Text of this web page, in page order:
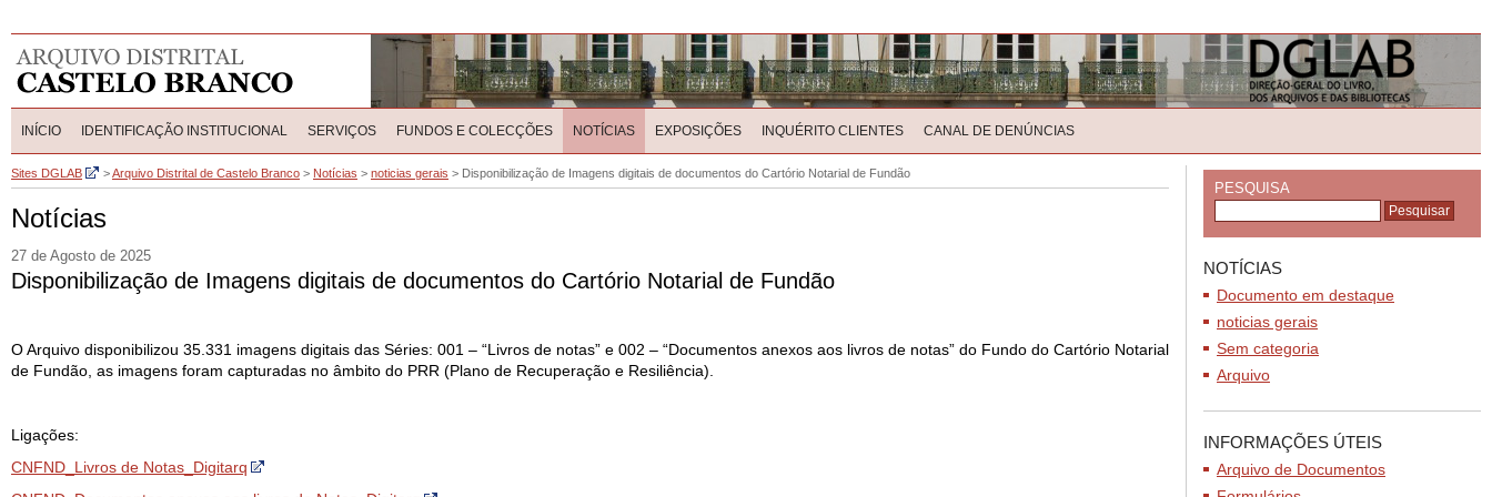
INÍCIO IDENTIFICAÇÃO INSTITUCIONAL SERVIÇOS FUNDOS E COLECÇÕES NOTÍCIAS EXPOSIÇÕES INQUÉRITO CLIENTES CANAL DE DENÚNCIAS
Sites DGLAB >Arquivo Distrital de Castelo Branco > Notícias > noticias gerais > Disponibilização de Imagens digitais de documentos do Cartório Notarial de Fundão
Notícias
27 de Agosto de 2025
Disponibilização de Imagens digitais de documentos do Cartório Notarial de Fundão
O Arquivo disponibilizou 35.331 imagens digitais das Séries: 001 – “Livros de notas” e 002 – “Documentos anexos aos livros de notas” do Fundo do Cartório Notarial
de Fundão, as imagens foram capturadas no âmbito do PRR (Plano de Recuperação e Resiliência).
Ligações:
CNFND_Livros de Notas_Digitarq
PESQUISA
NOTÍCIAS
Documento em destaque
noticias gerais
Sem categoria
Arquivo
INFORMAÇÕES ÚTEIS
Arquivo de Documentos